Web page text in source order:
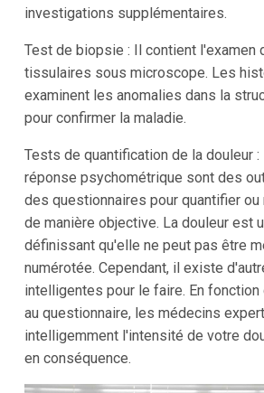
investigations supplémentaires.
Test de biopsie : Il contient l'examen
tissulaires sous microscope. Les
examinent les anomalies dans la
pour confirmer la maladie.
Tests de quantification de la douleur
réponse psychométrique sont des
des questionnaires pour quantifier ou
de manière objective. La douleur est
définissant qu'elle ne peut pas être
numérotée. Cependant, il existe
intelligentes pour le faire. En
au questionnaire, les médecins
intelligemment l'intensité de votre
en conséquence.